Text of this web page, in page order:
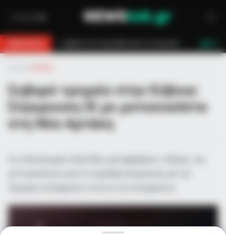
Σοβαρό τροχαίο στην Εύβοια:
Σύγκρουση ΙΧ με μοτοσυκλέτα
στη Νέα Αρτάκη